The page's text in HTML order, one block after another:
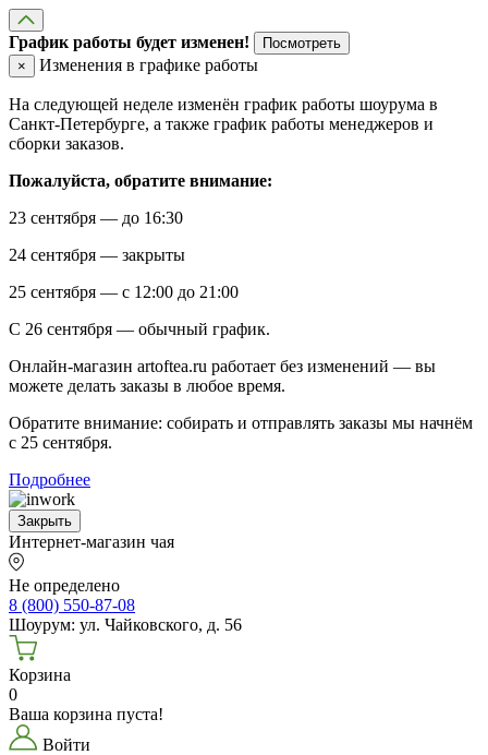
График работы будет изменен!
Посмотреть
×
Изменения в графике работы
На следующей неделе изменён график работы шоурума в
Санкт-Петербурге, а также график работы менеджеров и
сборки заказов.
Пожалуйста, обратите внимание:
23 сентября — до 16:30
24 сентября — закрыты
25 сентября — с 12:00 до 21:00
С 26 сентября — обычный график.
Онлайн-магазин artoftea.ru работает без изменений — вы
можете делать заказы в любое время.
Обратите внимание: собирать и отправлять заказы мы начнём
с 25 сентября.
Подробнее
Закрыть
Интернет-магазин чая
Не определено
8 (800) 550-87-08
Шоурум: ул. Чайковского, д. 56
Корзина
0
Ваша корзина пуста!
Войти